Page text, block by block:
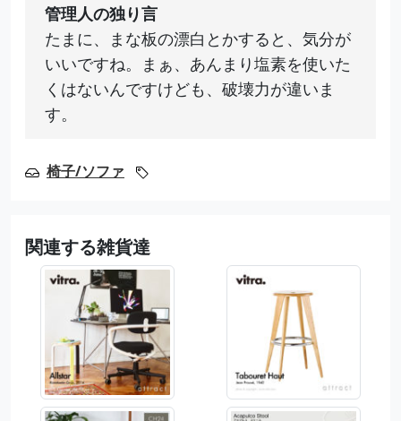
管理人の独り言
たまに、まな板の漂白とかすると、気分が
いいですね。まぁ、あんまり塩素を使いた
くはないんですけども、破壊力が違いま
す。
椅子/ソファ
関連する雑貨達